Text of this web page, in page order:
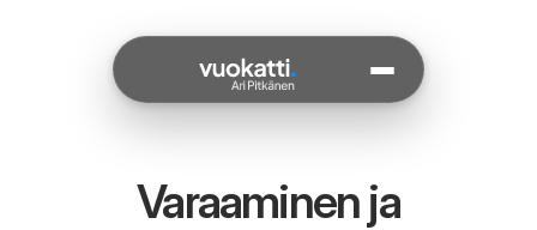
Päävalikko
Majoitukset
Varaaminen ja